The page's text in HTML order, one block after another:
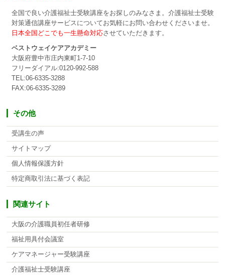
全国で良い介護福祉士受験講座をお探しのみなさま。介護福祉士受験
対策通信講座サービスについてお気軽にお問い合わせくださいませ。
日本全国どこでも一生懸命対応させていただきます。
ベストウェイケアアカデミー
大阪府豊中市庄内東町1-7-10
フリーダイアル:0120-992-588
TEL:06-6335-3288
FAX:06-6335-3289
その他
受講生の声
サイトマップ
個人情報保護方針
特定商取引法に基づく表記
関連サイト
大阪の介護職員初任者研修
福祉用具付会議室
ケアマネージャー受験講座
介護福祉士受験講座